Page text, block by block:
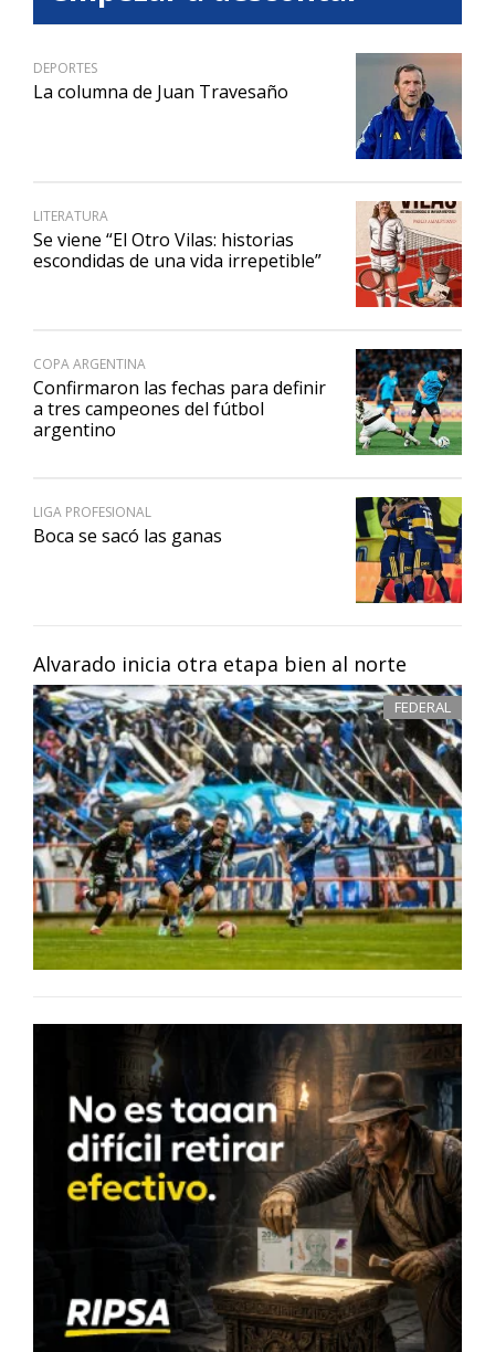
Alvarado inicia otra etapa bien al norte
FEDERAL
DEPORTES
La columna de Juan Travesaño
LITERATURA
Se viene “El Otro Vilas: historias
escondidas de una vida irrepetible”
COPA ARGENTINA
Confirmaron las fechas para definir
a tres campeones del fútbol
argentino
LIGA PROFESIONAL
Boca se sacó las ganas